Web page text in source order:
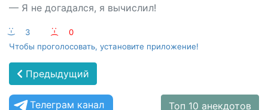
— Я не догадался, я вычислил!
:-) 3 :-(
0
Чтобы проголосовать, установите приложение!
Предыдущий
Телеграм канал Топ 10 анекдотов